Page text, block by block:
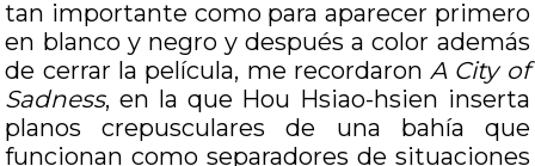
tan importante como para aparecer primero
en blanco y negro y después a color además
de cerrar la película, me recordaronA City of
Sadness, en la que Hou Hsiao-hsien inserta
planos crepusculares de una bahía que
funcionan como separadores de situaciones